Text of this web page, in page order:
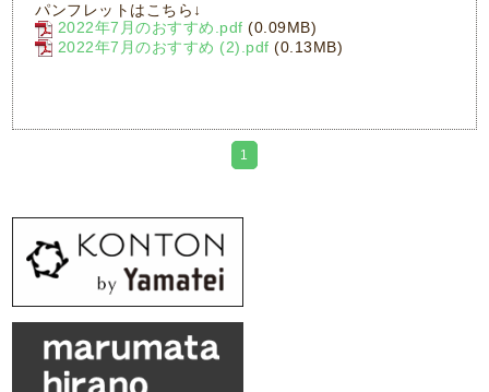
パンフレットはこちら↓
2022年7月のおすすめ.pdf (0.09MB)
2022年7月のおすすめ (2).pdf (0.13MB)
1